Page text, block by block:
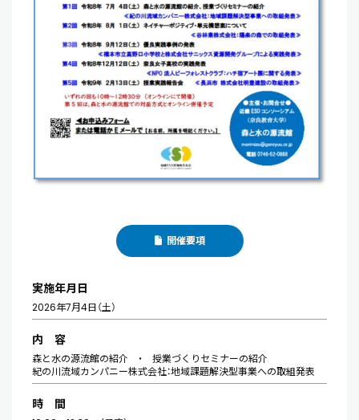
開催要項
実施年月日
2026年7月4日（土）
内 容
森と水の源流館の紹介 ・ 授業づくりセミナーの紹介
紀の川流域カンパニー株式会社：地域課題解決型事業への取組発表
時 間